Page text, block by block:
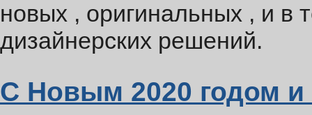
новых , оригинальных , и в
дизайнерских решений.
С Новым 2020 годом и